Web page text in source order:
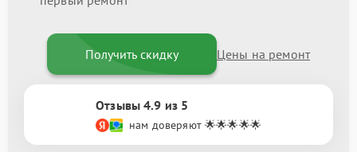
Получить скидку Цены на ремонт
Отзывы 4.9 из 5
нам доверяют 🌟🌟🌟🌟🌟